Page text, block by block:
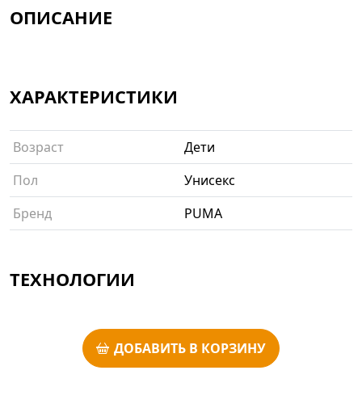
ОПИСАНИЕ
ХАРАКТЕРИСТИКИ
Возраст
Дети
Пол
Унисекс
Бренд
PUMA
ТЕХНОЛОГИИ
ДОБАВИТЬ В КОРЗИНУ